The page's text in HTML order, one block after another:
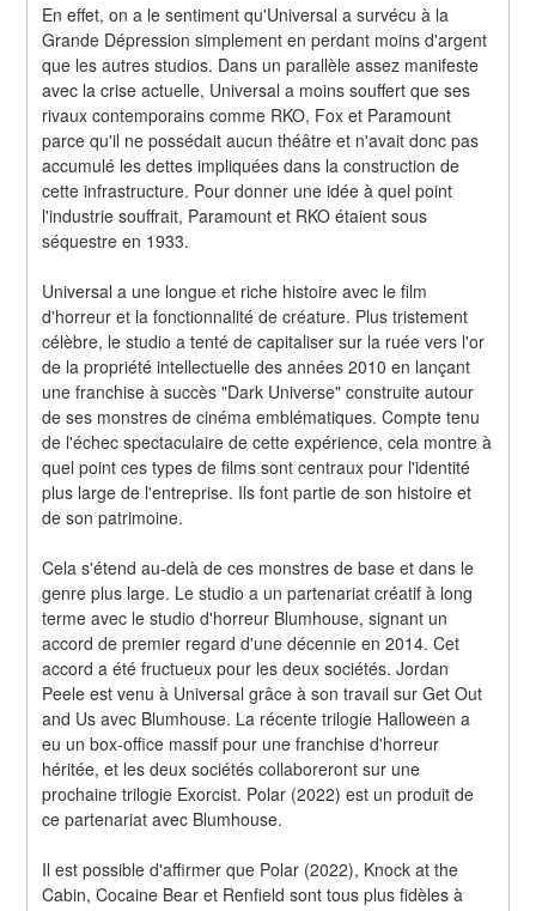
En effet, on a le sentiment qu'Universal a survécu à la
Grande Dépression simplement en perdant moins d'argent
que les autres studios. Dans un parallèle assez manifeste
avec la crise actuelle, Universal a moins souffert que ses
rivaux contemporains comme RKO, Fox et Paramount
parce qu'il ne possédait aucun théâtre et n'avait donc pas
accumulé les dettes impliquées dans la construction de
cette infrastructure. Pour donner une idée à quel point
l'industrie souffrait, Paramount et RKO étaient sous
séquestre en 1933.
Universal a une longue et riche histoire avec le film
d'horreur et la fonctionnalité de créature. Plus tristement
célèbre, le studio a tenté de capitaliser sur la ruée vers l'or
de la propriété intellectuelle des années 2010 en lançant
une franchise à succès "Dark Universe" construite autour
de ses monstres de cinéma emblématiques. Compte tenu
de l'échec spectaculaire de cette expérience, cela montre à
quel point ces types de films sont centraux pour l'identité
plus large de l'entreprise. Ils font partie de son histoire et
de son patrimoine.
Cela s'étend au-delà de ces monstres de base et dans le
genre plus large. Le studio a un partenariat créatif à long
terme avec le studio d'horreur Blumhouse, signant un
accord de premier regard d'une décennie en 2014. Cet
accord a été fructueux pour les deux sociétés. Jordan
Peele est venu à Universal grâce à son travail sur Get Out
and Us avec Blumhouse. La récente trilogie Halloween a
eu un box-office massif pour une franchise d'horreur
héritée, et les deux sociétés collaboreront sur une
prochaine trilogie Exorcist. Polar (2022) est un produit de
ce partenariat avec Blumhouse.
Il est possible d'affirmer que Polar (2022), Knock at the
Cabin, Cocaine Bear et Renfield sont tous plus fidèles à